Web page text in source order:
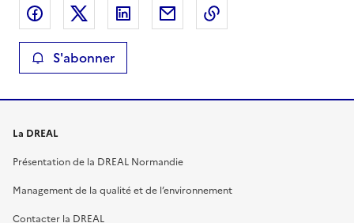
Partager sur Facebook
Partager sur XPartager sur LinkedIn
Partager par email
S'abonner
La DREAL
Présentation de la DREAL Normandie
Management de la qualité et de l’environnement
Contacter la DREAL